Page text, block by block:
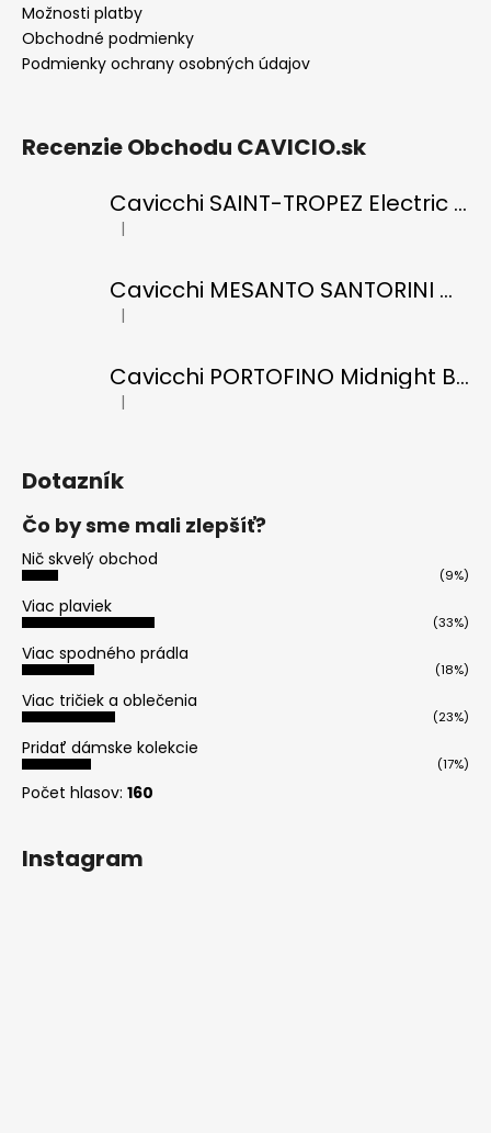
Možnosti platby
Obchodné podmienky
Podmienky ochrany osobných údajov
Recenzie Obchodu CAVICIO.sk
Cavicchi SAINT-TROPEZ Electric Blue di RICCI
Hodnotenie produktu je 5 z 5 hviezdičiek.
|
Cavicchi MESANTO SANTORINI Oil Green di ROMANO
Hodnotenie produktu je 5 z 5 hviezdičiek.
|
Cavicchi PORTOFINO Midnight Black di RICCI
Hodnotenie produktu je 5 z 5 hviezdičiek.
|
Dotazník
Čo by sme mali zlepšíť?
Nič skvelý obchod
(9%)
Viac plaviek
(33%)
Viac spodného prádla
(18%)
Viac tričiek a oblečenia
(23%)
Pridať dámske kolekcie
(17%)
Počet hlasov: 160
Instagram